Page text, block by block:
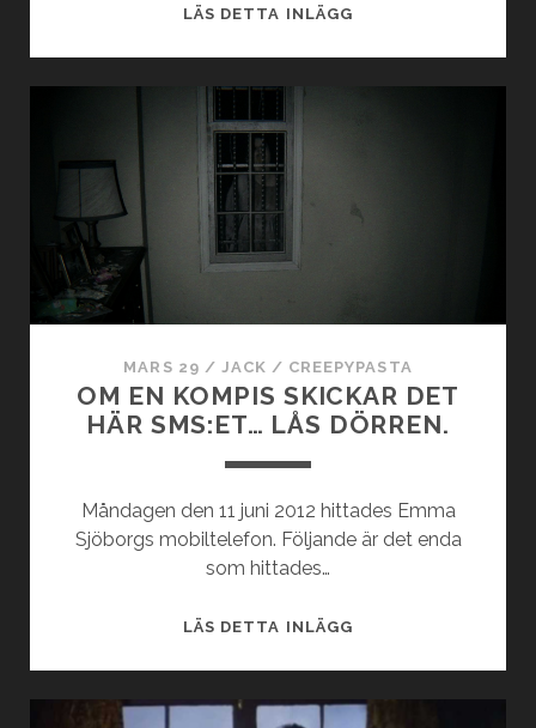
LÄS DETTA INLÄGG”PAPPA,
MARS 29 / JACK / CREEPYPASTA
OM EN KOMPIS SKICKAR DET
HÄR SMS:ET… LÅS DÖRREN.
Måndagen den 11 juni 2012 hittades Emma
Sjöborgs mobiltelefon. Följande är det enda
som hittades…
LÄS DETTA INLÄGGOM
SKICKAR